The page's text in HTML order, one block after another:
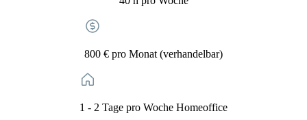
800 € pro Monat (verhandelbar)
1 - 2 Tage pro Woche Homeoffice